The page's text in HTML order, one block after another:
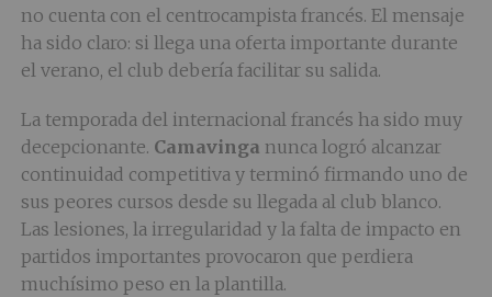
no cuenta con el centrocampista francés. El mensaje
ha sido claro: si llega una oferta importante durante
el verano, el club debería facilitar su salida.
La temporada del internacional francés ha sido muy
decepcionante. Camavinga nunca logró alcanzar
continuidad competitiva y terminó firmando uno de
sus peores cursos desde su llegada al club blanco.
Las lesiones, la irregularidad y la falta de impacto en
partidos importantes provocaron que perdiera
muchísimo peso en la plantilla.